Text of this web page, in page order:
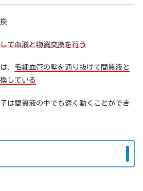
て血液と物資交換を行う
は， 毛細血管の壁を通り抜けて間質液と
している
は間質液の中でも速く動くことができ